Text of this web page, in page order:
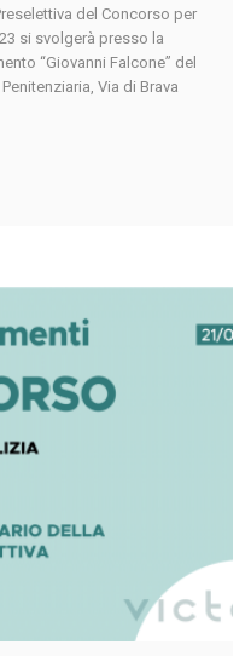
del Concorso per
si svolgerà presso la
“Giovanni Falcone” del
Via di Brava